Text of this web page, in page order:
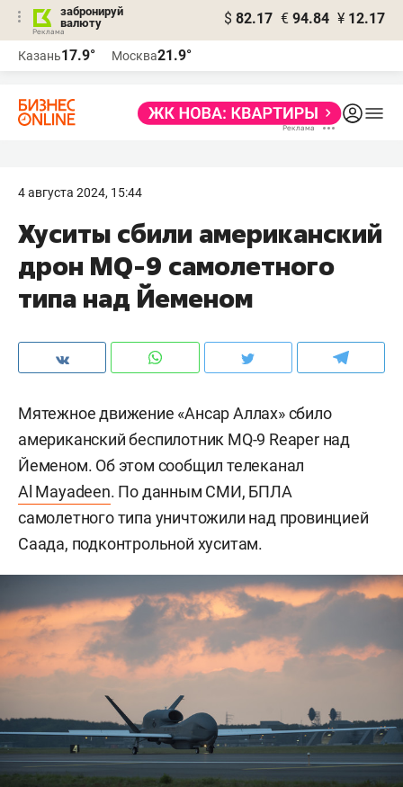
забронируй
валюту
$ 82.17 € 94.84 ¥ 12.17
Казань17.9° Москва21.9°
4 августа 2024, 15:44
Хуситы сбили американский
дрон MQ-9 самолетного
типа над Йеменом
Мятежное движение «Ансар Аллах» сбило
американский беспилотник MQ-9 Reaper над
Йеменом. Об этом сообщил телеканал
Al Mayadeen. По данным СМИ, БПЛА
самолетного типа уничтожили над провинцией
Саада, подконтрольной хуситам.